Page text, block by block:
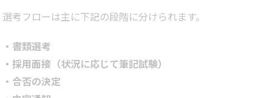
選考フローは主に下記の段階に分けられます。
・書類選考
・採用面接（状況に応じて筆記試験）
・合否の決定